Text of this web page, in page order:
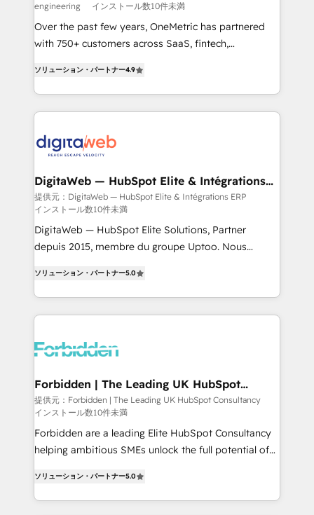
HubSpot environments that teams use with
confidence and that leadership can rely on for
scalable revenue insights.
engineering
インストール数10件未満
Over the past few years, OneMetric has partnered
with 750+ customers across SaaS, fintech,
150+ HubSpot-certified experts, we deliver scalable
solutions to complex GTM and RevOps challenges.
Our Expertise 🔹 Onboarding & Implementation:
tailored to your GTM motion. 🔹 Migrations: Move
downtime. 🔹 RevOps Strategy: Align teams,
processes, and data to drive revenue efficiency. 🔹
Integrations: Connect HubSpot with your tech stack
for better adoption. 🔹 Custom Solutions: Build
tailored apps, workflows, and configurations. We are
our commitment to data security and compliance. At
OneMetric, we help revenue teams focus on the
OneMetric that matters most: revenue.
ソリューション・パートナー4.9
DigitaWeb — HubSpot Elite & Intégrations
ERP
提供元：DigitaWeb — HubSpot Elite & Intégrations ERP
インストール数10件未満
DigitaWeb — HubSpot Elite Solutions, Partner
depuis 2015, membre du groupe Uptoo. Nous
Ventes et Service sur HubSpot grâce à la Revenue
Architecture : alignement des équipes, pipeline
prévisible, croissance mesurable. 🔌 Intégrations
Dynamics..), VOIP (Aircall, Ringover, Modjo), Shopify,
Extensions (React), Serverless Node.js, Custom
Objects, thèmes HubL, agents IA & Breeze AI. 🎯
Secteurs : Industrie, Distribution B2B, SaaS, Services
B2B, Immobilier, Viticulture, Finance. 🚀 Nos livrables
: migration sécurisée, implémentation Marketing +
HubSpot temps réel, formation équipes. 🏆 +350
projets livrés. Accrédités HubSpot CRM
ソリューション・パートナー5.0
Forbidden | The Leading UK HubSpot
Consultancy
提供元：Forbidden | The Leading UK HubSpot Consultancy
インストール数10件未満
Forbidden are a leading Elite HubSpot Consultancy
helping ambitious SMEs unlock the full potential of
but never see the ROI they expected due to poor
adoption, messy data, and disconnected teams
ソリューション・パートナー5.0